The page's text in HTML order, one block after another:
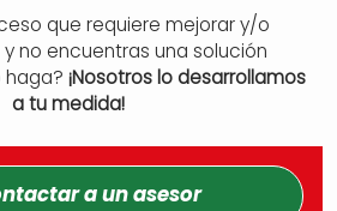
que requiere mejorar y/o
no encuentras una solución
¡Nosotros lo desarrollamos
a tu medida!
a unasesor